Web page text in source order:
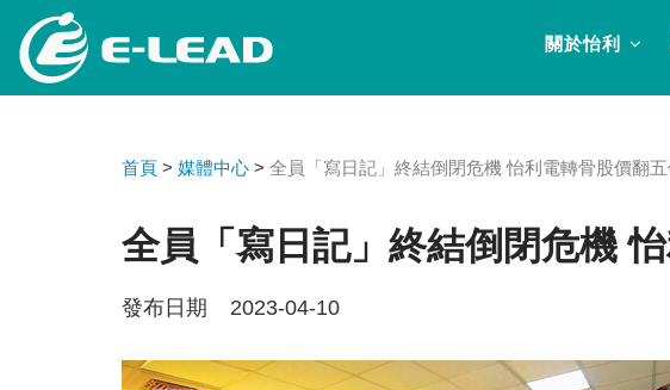
內
關於怡利
首頁 > 媒體中心 > 全員「寫日記」終結倒閉危機 怡利電轉骨股價翻
全員「寫日記」終結倒閉危機
發布日期 2023-04-10